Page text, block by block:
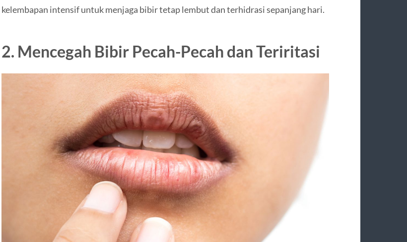
kelembapan intensif untuk menjaga bibir tetap lembut dan terhidrasi sepanjang hari.
2. Mencegah Bibir Pecah-Pecah dan Teriritasi